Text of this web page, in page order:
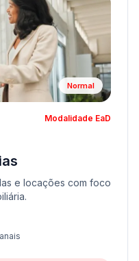
Normal
Modalidade EaD
e locações com foco